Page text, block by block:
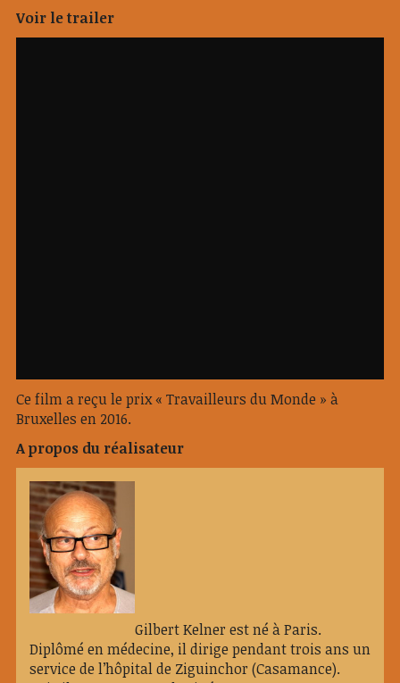
Voir le trailer
Ce film a reçu le prix « Travailleurs du Monde » à
Bruxelles en 2016.
A propos du réalisateur
Gilbert Kelner est né à Paris.
Diplômé en médecine, il dirige pendant trois ans un
service de l’hôpital de Ziguinchor (Casamance).